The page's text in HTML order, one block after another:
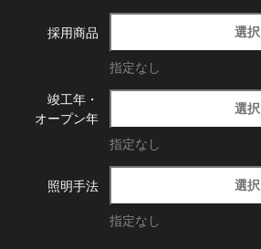
採用商品 選択
指定なし
竣工年・
オープン年
選択
指定なし
照明手法 選択
指定なし